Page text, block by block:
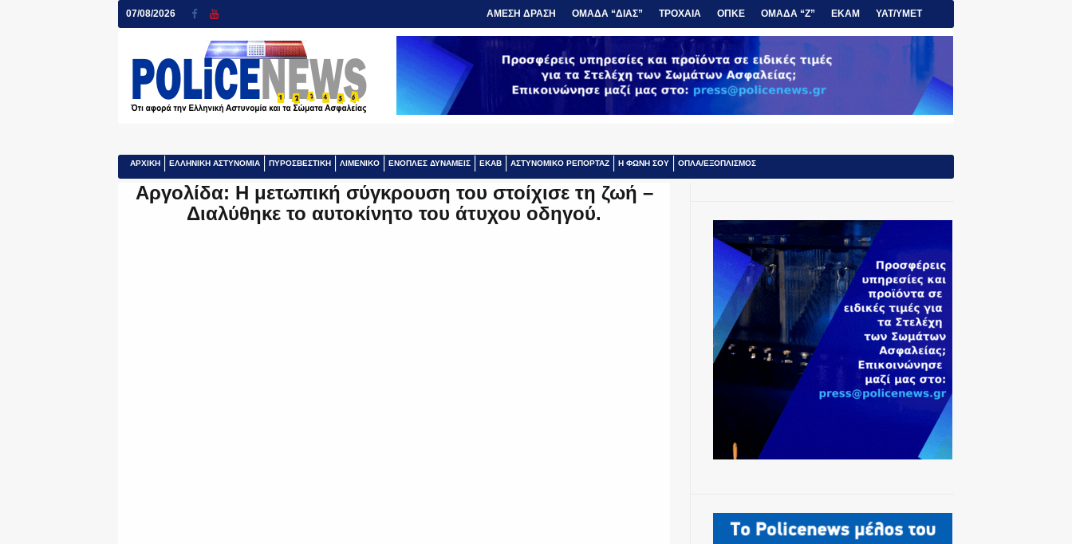
07/08/2026 ΑΜΕΣΗ ΔΡΑΣΗ ΟΜΑΔΑ “ΔΙΑΣ” ΤΡΟΧΑΙΑ ΟΠΚΕ ΟΜΑΔΑ “Ζ” ΕΚΑΜ ΥΑΤ/ΥΜΕΤ
ΑΡΧΙΚΗ ΕΛΛΗΝΙΚΗ ΑΣΤΥΝΟΜΙΑ ΠΥΡΟΣΒΕΣΤΙΚΗ ΛΙΜΕΝΙΚΟ ΕΝΟΠΛΕΣ ΔΥΝΑΜΕΙΣ ΕΚΑΒ ΑΣΤΥΝΟΜΙΚΟ ΡΕΠΟΡΤΑΖ Η ΦΩΝΗ ΣΟΥ ΟΠΛΑ/ΕΞΟΠΛΙΣΜΟΣ
Αργολίδα: Η μετωπική σύγκρουση του στοίχισε τη ζωή –
Διαλύθηκε το αυτοκίνητο του άτυχου οδηγού.